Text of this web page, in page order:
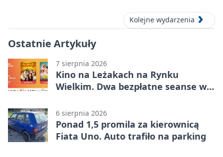
Kolejne wydarzenia
Ostatnie Artykuły
7 sierpnia 2026
Kino na Leżakach na Rynku
Wielkim. Dwa bezpłatne seanse w
6 sierpnia 2026
Ponad 1,5 promila za kierownicą
Fiata Uno. Auto trafiło na parking